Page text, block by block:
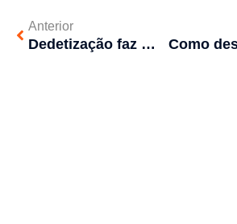
Anterior
Dedetização faz mal à saúde?